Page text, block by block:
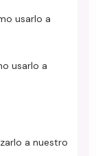
usarlo a
usarlo a
a nuestro